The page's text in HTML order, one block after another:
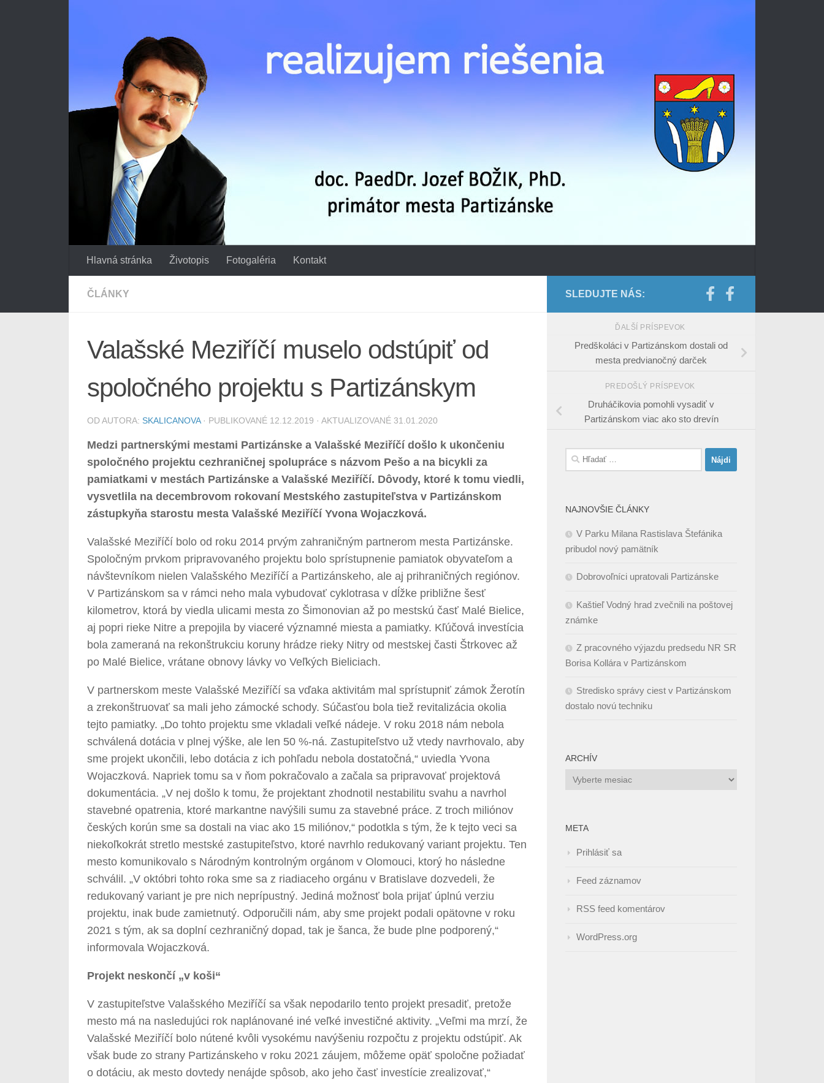
Hlavná stránka Životopis Fotogaléria Kontakt
ČLÁNKY
Valašské Meziříčí muselo odstúpiť od
spoločného projektu s Partizánskym
OD AUTORA: SKALICANOVA · PUBLIKOVANÉ 12.12.2019 · AKTUALIZOVANÉ 31.01.2020
Medzi partnerskými mestami Partizánske a Valašské Meziříčí došlo k ukončeniu
spoločného projektu cezhraničnej spolupráce s názvom Pešo a na bicykli za
pamiatkami v mestách Partizánske a Valašské Meziříčí. Dôvody, ktoré k tomu viedli,
vysvetlila na decembrovom rokovaní Mestského zastupiteľstva v Partizánskom
zástupkyňa starostu mesta Valašské Meziříčí Yvona Wojaczková.
Valašské Meziříčí bolo od roku 2014 prvým zahraničným partnerom mesta Partizánske.
Spoločným prvkom pripravovaného projektu bolo sprístupnenie pamiatok obyvateľom a
návštevníkom nielen Valašského Meziříčí a Partizánskeho, ale aj prihraničných regiónov.
V Partizánskom sa v rámci neho mala vybudovať cyklotrasa v dĺžke približne šesť
kilometrov, ktorá by viedla ulicami mesta zo Šimonovian až po mestskú časť Malé Bielice,
aj popri rieke Nitre a prepojila by viaceré významné miesta a pamiatky. Kľúčová investícia
bola zameraná na rekonštrukciu koruny hrádze rieky Nitry od mestskej časti Štrkovec až
po Malé Bielice, vrátane obnovy lávky vo Veľkých Bieliciach.
V partnerskom meste Valašské Meziříčí sa vďaka aktivitám mal sprístupniť zámok Žerotín
a zrekonštruovať sa mali jeho zámocké schody. Súčasťou bola tiež revitalizácia okolia
tejto pamiatky. „Do tohto projektu sme vkladali veľké nádeje. V roku 2018 nám nebola
schválená dotácia v plnej výške, ale len 50 %-ná. Zastupiteľstvo už vtedy navrhovalo, aby
sme projekt ukončili, lebo dotácia z ich pohľadu nebola dostatočná,“ uviedla Yvona
Wojaczková. Napriek tomu sa v ňom pokračovalo a začala sa pripravovať projektová
dokumentácia. „V nej došlo k tomu, že projektant zhodnotil nestabilitu svahu a navrhol
stavebné opatrenia, ktoré markantne navýšili sumu za stavebné práce. Z troch miliónov
českých korún sme sa dostali na viac ako 15 miliónov,“ podotkla s tým, že k tejto veci sa
niekoľkokrát stretlo mestské zastupiteľstvo, ktoré navrhlo redukovaný variant projektu. Ten
mesto komunikovalo s Národným kontrolným orgánom v Olomouci, ktorý ho následne
schválil. „V októbri tohto roka sme sa z riadiaceho orgánu v Bratislave dozvedeli, že
redukovaný variant je pre nich neprípustný. Jediná možnosť bola prijať úplnú verziu
projektu, inak bude zamietnutý. Odporučili nám, aby sme projekt podali opätovne v roku
2021 s tým, ak sa doplní cezhraničný dopad, tak je šanca, že bude plne podporený,“
informovala Wojaczková.
Projekt neskončí „v koši“
V zastupiteľstve Valašského Meziříčí sa však nepodarilo tento projekt presadiť, pretože
mesto má na nasledujúci rok naplánované iné veľké investičné aktivity. „Veľmi ma mrzí, že
Valašské Meziříčí bolo nútené kvôli vysokému navýšeniu rozpočtu z projektu odstúpiť. Ak
však bude zo strany Partizánskeho v roku 2021 záujem, môžeme opäť spoločne požiadať
o dotáciu, ak mesto dovtedy nenájde spôsob, ako jeho časť investície zrealizovať,“
SLEDUJTE NÁS:
ĎALŠÍ PRÍSPEVOK
Predškoláci v Partizánskom dostali od
mesta predvianočný darček
PREDOŠLÝ PRÍSPEVOK
Druháčikovia pomohli vysadiť v
Partizánskom viac ako sto drevín
Hľadať:
NAJNOVŠIE ČLÁNKY
V Parku Milana Rastislava Štefánika
pribudol nový pamätník
Dobrovoľníci upratovali Partizánske
Kaštieľ Vodný hrad zvečnili na poštovej
známke
Z pracovného výjazdu predsedu NR SR
Borisa Kollára v Partizánskom
Stredisko správy ciest v Partizánskom
dostalo novú techniku
ARCHÍV
Archív
META
Prihlásiť sa
Feed záznamov
RSS feed komentárov
WordPress.org